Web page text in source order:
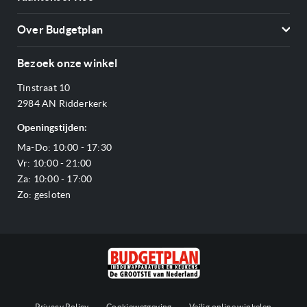
Kookplaten
Afzuigkappen
Ovens
Stoomovens
Magnetrons
Vaatwassers
Complete keukens
Outlet
Betalen
Veelgestelde vragen
Service & garantie
Sitemap
Over Budgetplan
Adres & Route
Reviews Budgetplan
Blog
Bezoek onze winkel
Tinstraat 10
2984 AN Ridderkerk
Openingstijden:
Ma-Do: 10:00 - 17:30
Vr: 10:00 - 21:00
Za: 10:00 - 17:00
Zo: gesloten